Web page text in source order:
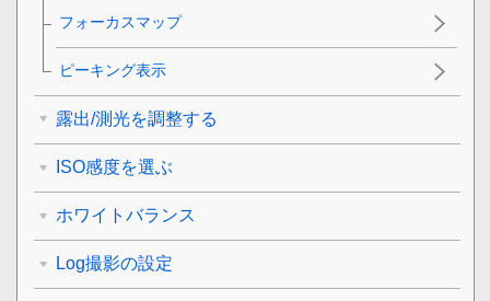
フォーカスマップ
ピーキング表示
露出/測光を調整する
ISO感度を選ぶ
ホワイトバランス
Log撮影の設定